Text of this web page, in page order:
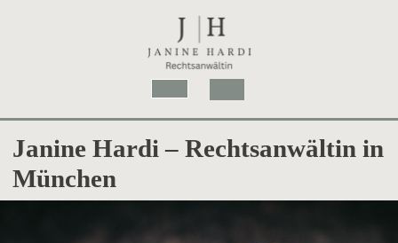
Open
Button
Janine Hardi – Rechtsanwältin in
München